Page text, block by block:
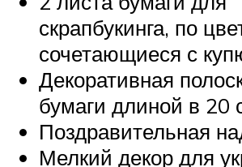
скрапбукинга, по
сочетающиеся с
Декоративная
бумаги длиной в 20
Поздравительная
Мелкий декор для